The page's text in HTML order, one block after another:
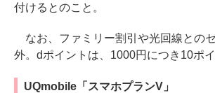
付けるとのこと。
なお、ファミリー割引や光回線との
外。dポイントは、1000円につき10ポイ
UQmobile「スマホプランV」